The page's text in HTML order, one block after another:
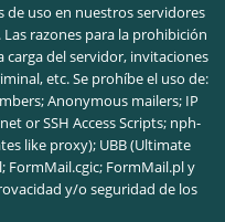
de uso en nuestros servidores
razones para la prohibición
carga del servidor, invitaciones
etc.Se prohíbe el uso de:
Anonymous mailers; IP
or SSH Access Scripts; nph-
like proxy); UBB (Ultimate
FormMail.cgic; FormMail.pl y
y/o seguridad de los